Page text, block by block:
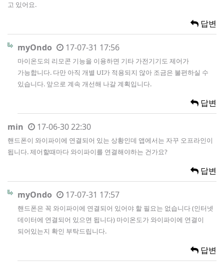
고 있어요.
답변
myOndo 17-07-31 17:56
마이온도의 리모콘 기능을 이용하면 기타 가전기기도 제어가
가능합니다. 다만 아직 개별 UI가 적용되지 않아 조금은 불편하실 수
있습니다. 앞으로 계속 개선해 나갈 계획입니다.
답변
min 17-06-30 22:30
핸드폰이 와이파이에 연결되어 있는 상황인데 앱에서는 자꾸 오프라인이
됩니다. 제어할때마다 와이파이를 연결해야하는 건가요?
답변
myOndo 17-07-31 17:57
핸드폰은 꼭 와이파이에 연결되어 있어야 할 필요는 없습니다 (인터넷
데이터에 연결되어 있으면 됩니다) 마이온도가 와이파이에 연결이
되어있는지 확인 부탁드립니다.
답변